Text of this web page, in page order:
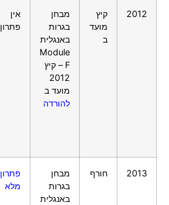
2012
קיץ
מועד
ב
מבחן
בגרות
באנגלית
Module
F – קיץ
2012
מועד ב
להורדה
אין
פתרון
2013 חורף
מבחן
בגרות
באנגלית
פתרון
מלא